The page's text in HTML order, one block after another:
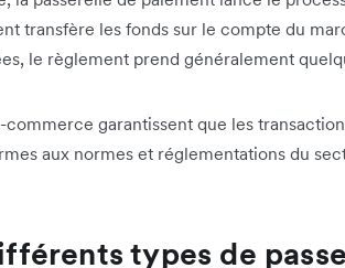
transfère les fonds sur le compte du
le règlement prend généralement
garantissent que les
aux normes et réglementations du
types de